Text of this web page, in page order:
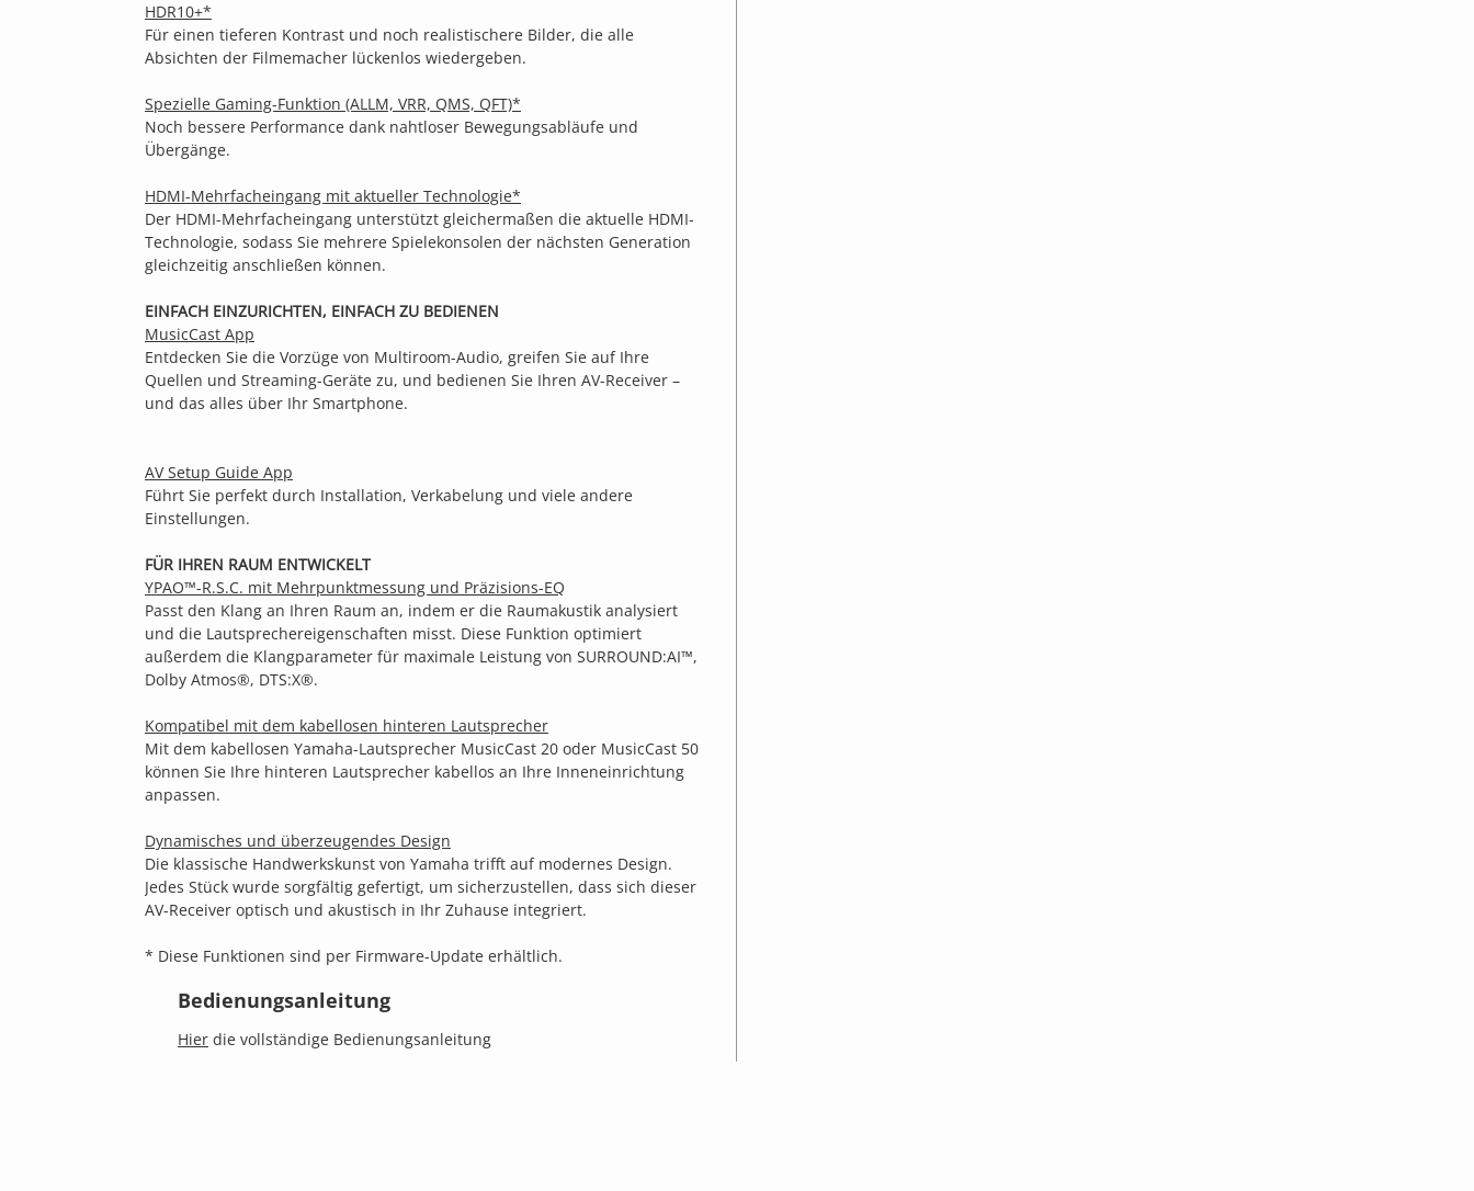
HDR10+*
Für einen tieferen Kontrast und noch realistischere Bilder, die alle
Absichten der Filmemacher lückenlos wiedergeben.
Spezielle Gaming-Funktion (ALLM, VRR, QMS, QFT)*
Noch bessere Performance dank nahtloser Bewegungsabläufe und
Übergänge.
HDMI-Mehrfacheingang mit aktueller Technologie*
Der HDMI-Mehrfacheingang unterstützt gleichermaßen die aktuelle HDMI-
Technologie, sodass Sie mehrere Spielekonsolen der nächsten Generation
gleichzeitig anschließen können.
EINFACH EINZURICHTEN, EINFACH ZU BEDIENEN
MusicCast App
Entdecken Sie die Vorzüge von Multiroom-Audio, greifen Sie auf Ihre
Quellen und Streaming-Geräte zu, und bedienen Sie Ihren AV-Receiver –
und das alles über Ihr Smartphone.
AV Setup Guide App
Führt Sie perfekt durch Installation, Verkabelung und viele andere
Einstellungen.
FÜR IHREN RAUM ENTWICKELT
YPAO™-R.S.C. mit Mehrpunktmessung und Präzisions-EQ
Passt den Klang an Ihren Raum an, indem er die Raumakustik analysiert
und die Lautsprechereigenschaften misst. Diese Funktion optimiert
außerdem die Klangparameter für maximale Leistung von SURROUND:AI™,
Dolby Atmos®, DTS:X®.
Kompatibel mit dem kabellosen hinteren Lautsprecher
Mit dem kabellosen Yamaha-Lautsprecher MusicCast 20 oder MusicCast 50
können Sie Ihre hinteren Lautsprecher kabellos an Ihre Inneneinrichtung
anpassen.
Dynamisches und überzeugendes Design
Die klassische Handwerkskunst von Yamaha trifft auf modernes Design.
Jedes Stück wurde sorgfältig gefertigt, um sicherzustellen, dass sich dieser
AV-Receiver optisch und akustisch in Ihr Zuhause integriert.
* Diese Funktionen sind per Firmware-Update erhältlich.
Bedienungsanleitung
Hier die vollständige Bedienungsanleitung